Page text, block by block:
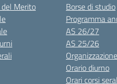
Merito
Borse di studio
Programma
AS 26/27
AS 25/26
Organizzazione
Orario diurno
Orari corsi